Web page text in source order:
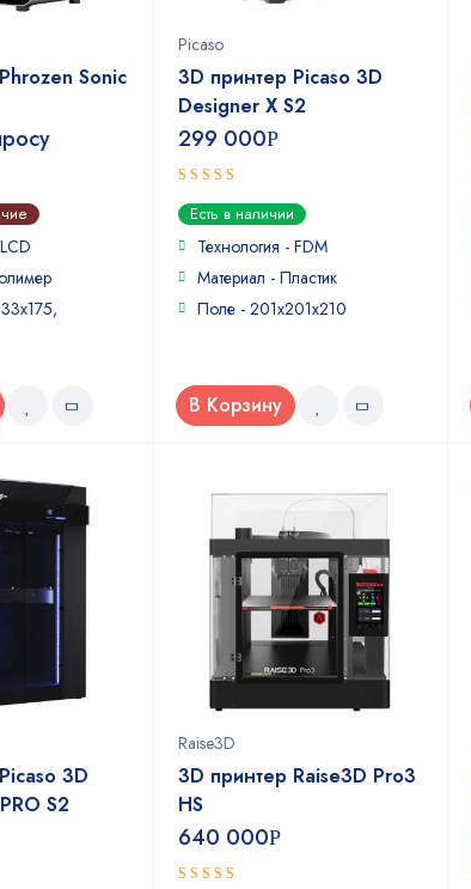
Sonic
Picaso
3D принтер Picaso 3D
Designer X S2
299 000Р
4out of
5Есть в наличии
Технология - FDM
Материал - Пластик
Поле - 201х201х210
В Корзину
3D
S2
Raise3D
3D принтер Raise3D Pro3
HS
640 000Р